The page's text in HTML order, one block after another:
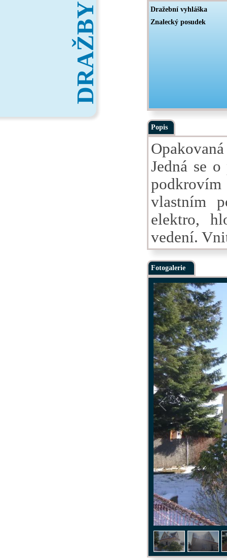
DRAŽBY
Dražební vyhláška
Znalecký posudek
Popis
Jedná se
vlastním
elektro,
vedení.
Fotogalerie
1/4